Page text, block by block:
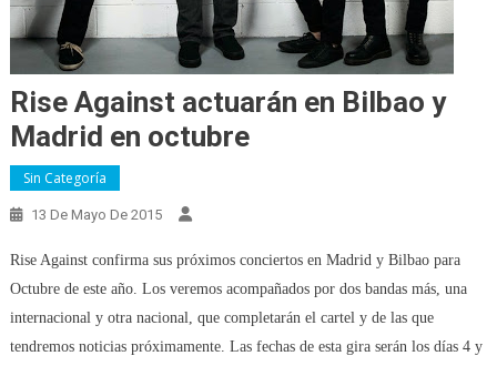
Rise Against actuarán en Bilbao y
Madrid en octubre
Sin Categoría
13 De Mayo De 2015
Rise Against confirma sus próximos conciertos en Madrid y Bilbao para
Octubre de este año. Los veremos acompañados por dos bandas más, una
internacional y otra nacional, que completarán el cartel y de las que
tendremos noticias próximamente. Las fechas de esta gira serán los días 4 y